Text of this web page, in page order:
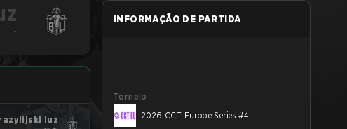
-
luz
INFORMAÇÃO DE PARTIDA
Torneio
2026 CCT Europe Series #4